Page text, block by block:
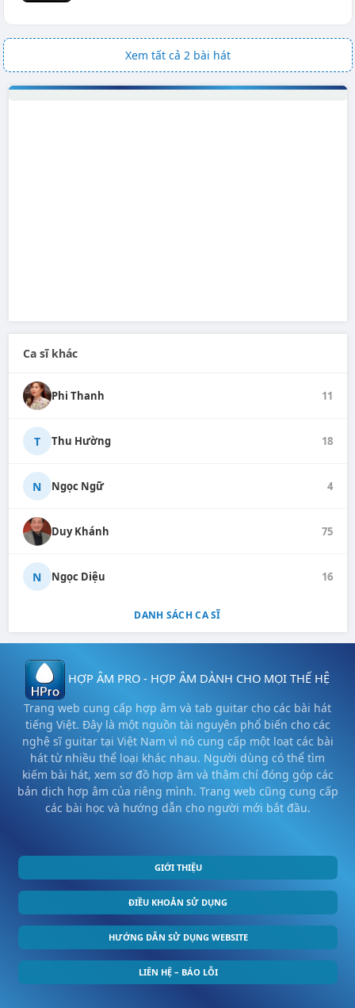
Xem tất cả 2 bài hát
Ca sĩ khác
Phi Thanh 11
T Thu Hường 18
N Ngọc Ngữ 4
Duy Khánh 75
N Ngọc Diệu 16
DANH SÁCH CA SĨ
HỢP ÂM PRO - HỢP ÂM DÀNH CHO MỌI THẾ HỆ
Trang web cung cấp hợp âm và tab guitar cho các bài hát
tiếng Việt. Đây là một nguồn tài nguyên phổ biến cho các
nghệ sĩ guitar tại Việt Nam vì nó cung cấp một loạt các bài
hát từ nhiều thể loại khác nhau. Người dùng có thể tìm
kiếm bài hát, xem sơ đồ hợp âm và thậm chí đóng góp các
bản dịch hợp âm của riêng mình. Trang web cũng cung cấp
các bài học và hướng dẫn cho người mới bắt đầu.
GIỚI THIỆU
ĐIỀU KHOẢN SỬ DỤNG
HƯỚNG DẪN SỬ DỤNG WEBSITE
LIÊN HỆ – BÁO LỖI